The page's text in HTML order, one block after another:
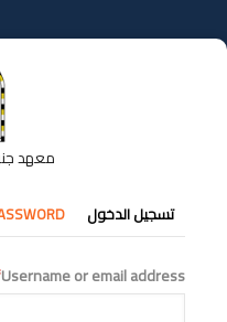
إلى
المحتوى
معهد
التبويبات
الأساسية
تسجيل الدخول
Username or email address